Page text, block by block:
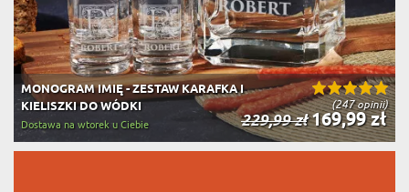
(247 opinii)
MONOGRAM IMIĘ - ZESTAW KARAFKA I
KIELISZKI DO WÓDKI
229,99 zł169,99 zł
Dostawa na wtorek u Ciebie